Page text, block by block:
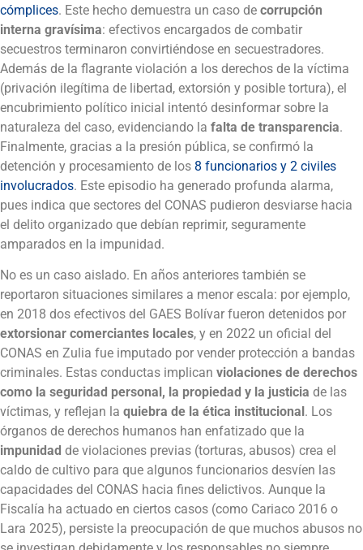
cómplices. Este hecho demuestra un caso de corrupción
interna gravísima: efectivos encargados de combatir
secuestros terminaron convirtiéndose en secuestradores.
Además de la flagrante violación a los derechos de la víctima
(privación ilegítima de libertad, extorsión y posible tortura), el
encubrimiento político inicial intentó desinformar sobre la
naturaleza del caso, evidenciando la falta de transparencia.
Finalmente, gracias a la presión pública, se confirmó la
detención y procesamiento de los 8 funcionarios y 2 civiles
involucrados. Este episodio ha generado profunda alarma,
pues indica que sectores del CONAS pudieron desviarse hacia
el delito organizado que debían reprimir, seguramente
amparados en la impunidad.
No es un caso aislado. En años anteriores también se
reportaron situaciones similares a menor escala: por ejemplo,
en 2018 dos efectivos del GAES Bolívar fueron detenidos por
extorsionar comerciantes locales, y en 2022 un oficial del
CONAS en Zulia fue imputado por vender protección a bandas
criminales. Estas conductas implican violaciones de derechos
como la seguridad personal, la propiedad y la justicia de las
víctimas, y reflejan la quiebra de la ética institucional . Los
órganos de derechos humanos han enfatizado que la
impunidad de violaciones previas (torturas, abusos) crea el
caldo de cultivo para que algunos funcionarios desvíen las
capacidades del CONAS hacia fines delictivos. Aunque la
Fiscalía ha actuado en ciertos casos (como Cariaco 2016 o
Lara 2025), persiste la preocupación de que muchos abusos no